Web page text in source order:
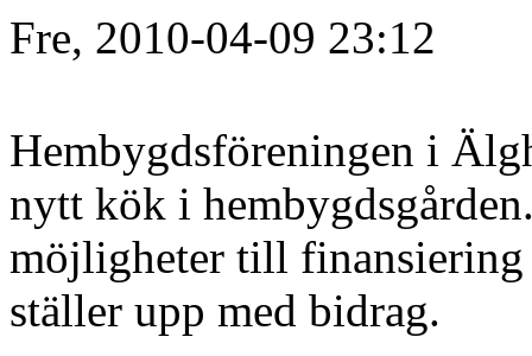
Fre, 2010-04-09 23:12
Hembygdsföreningen i
nytt kök i
möjligheter till finansiering
ställer upp med bidrag.